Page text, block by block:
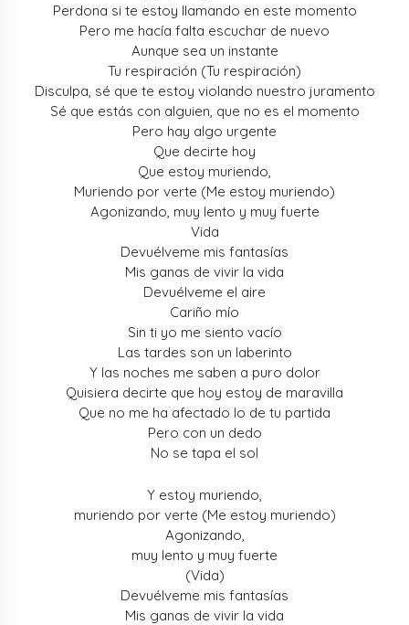
Perdona si te estoy llamando en este momento
Pero me hacía falta escuchar de nuevo
Aunque sea un instante
Tu respiración (Tu respiración)
Disculpa, sé que te estoy violando nuestro juramento
Sé que estás con alguien, que no es el momento
Pero hay algo urgente
Que decirte hoy
Que estoy muriendo,
Muriendo por verte (Me estoy muriendo)
Agonizando, muy lento y muy fuerte
Vida
Devuélveme mis fantasías
Mis ganas de vivir la vida
Devuélveme el aire
Cariño mío
Sin ti yo me siento vacío
Las tardes son un laberinto
Y las noches me saben a puro dolor
Quisiera decirte que hoy estoy de maravilla
Que no me ha afectado lo de tu partida
Pero con un dedo
No se tapa el sol
Y estoy muriendo,
muriendo por verte (Me estoy muriendo)
Agonizando,
muy lento y muy fuerte
(Vida)
Devuélveme mis fantasías
Mis ganas de vivir la vida